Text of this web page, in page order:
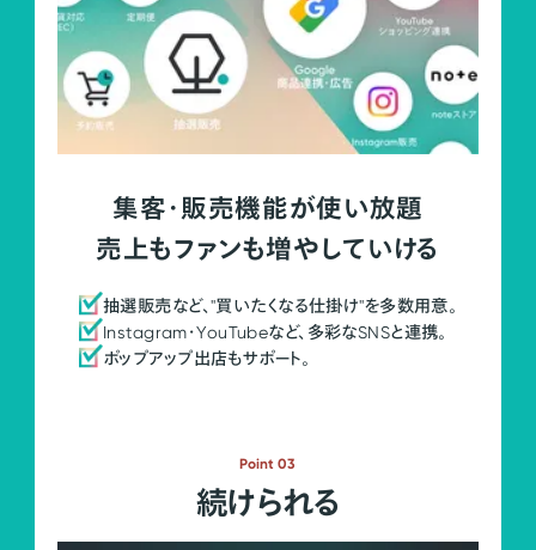
集客・販売機能が使い放題
売上もファンも増やしていける
抽選販売など、"買いたくなる仕掛け"を多数用意。
Instagram・YouTubeなど、多彩なSNSと連携。
ポップアップ出店もサポート。
Point 03
続けられる